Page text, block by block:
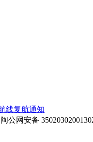
线复航通知
公网安备